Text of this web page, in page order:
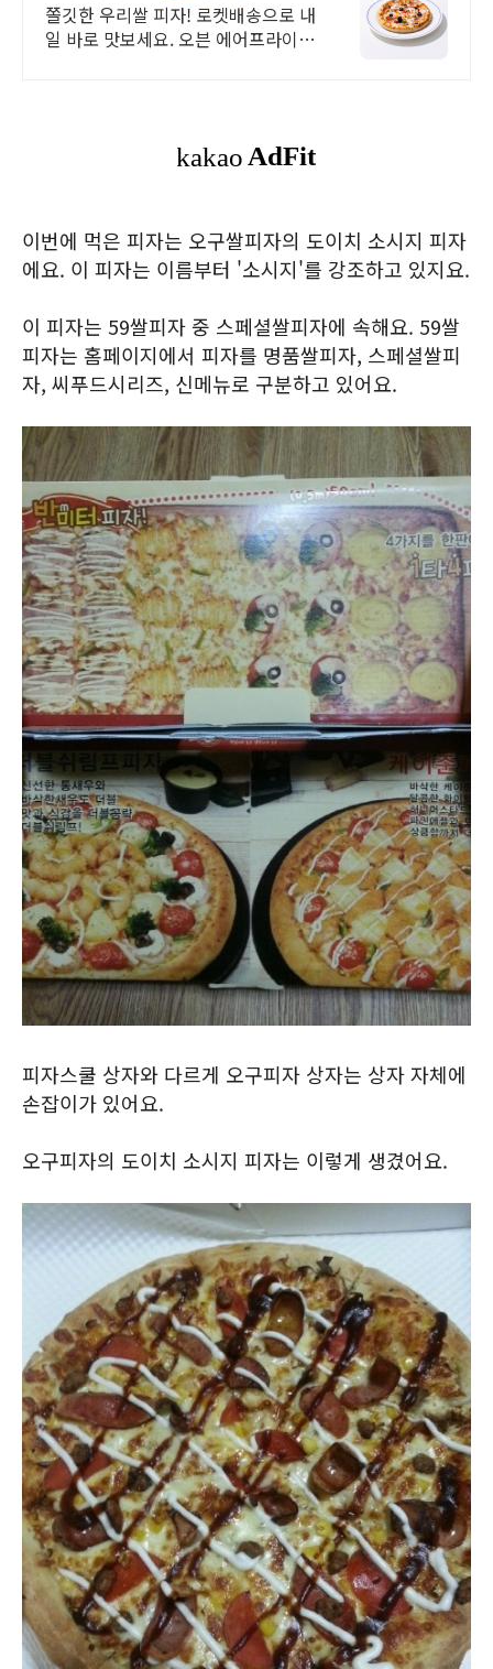
쫄깃한 우리쌀 피자! 로켓배송으로 내
일 바로 맛보세요. 오븐 에어프라이어
이번에 먹은 피자는 오구쌀피자의 도이치 소시지 피자
에요. 이 피자는 이름부터 '소시지'를 강조하고 있지요.
이 피자는 59쌀피자 중 스페셜쌀피자에 속해요. 59쌀
피자는 홈페이지에서 피자를 명품쌀피자, 스페셜쌀피
자, 씨푸드시리즈, 신메뉴로 구분하고 있어요.
피자스쿨 상자와 다르게 오구피자 상자는 상자 자체에
손잡이가 있어요.
오구피자의 도이치 소시지 피자는 이렇게 생겼어요.